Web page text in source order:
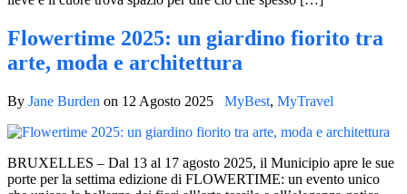
Flowertime 2025: un giardino fiorito tra
arte, moda e architettura
By Jane Burden on 12 Agosto 2025 MyBest, MyTravel
BRUXELLES – Dal 13 al 17 agosto 2025, il Municipio apre le sue
porte per la settima edizione di FLOWERTIME: un evento unico